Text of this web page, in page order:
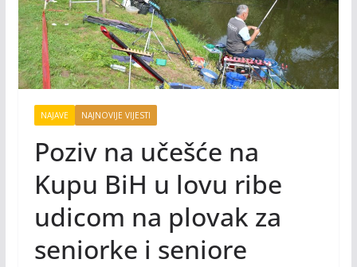
NAJAVE NAJNOVIJE VIJESTI
Poziv na učešće na
Kupu BiH u lovu ribe
udicom na plovak za
seniorke i seniore